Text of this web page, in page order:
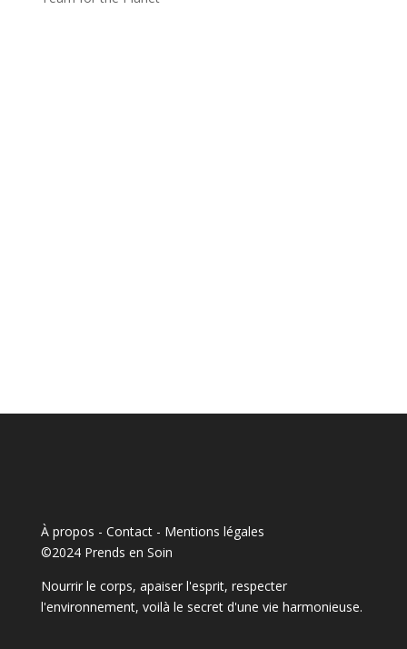
À propos - Contact- Mentions légales
©2024 Prends en Soin
Nourrir le corps, apaiser l'esprit, respecter
l'environnement, voilà le secret d'une vie harmonieuse.